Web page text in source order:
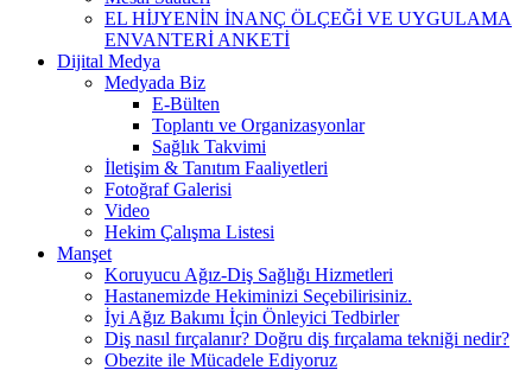
EL HİJYENİN İNANÇ ÖLÇEĞİ VE UYGULAMA
ENVANTERİ ANKETİ
Dijital Medya
Medyada Biz
E-Bülten
Toplantı ve Organizasyonlar
Sağlık Takvimi
İletişim & Tanıtım Faaliyetleri
Fotoğraf Galerisi
Video
Hekim Çalışma Listesi
Manşet
Koruyucu Ağız-Diş Sağlığı Hizmetleri
Hastanemizde Hekiminizi Seçebilirisiniz.
İyi Ağız Bakımı İçin Önleyici Tedbirler
Diş nasıl fırçalanır? Doğru diş fırçalama tekniği nedir?
Obezite ile Mücadele Ediyoruz